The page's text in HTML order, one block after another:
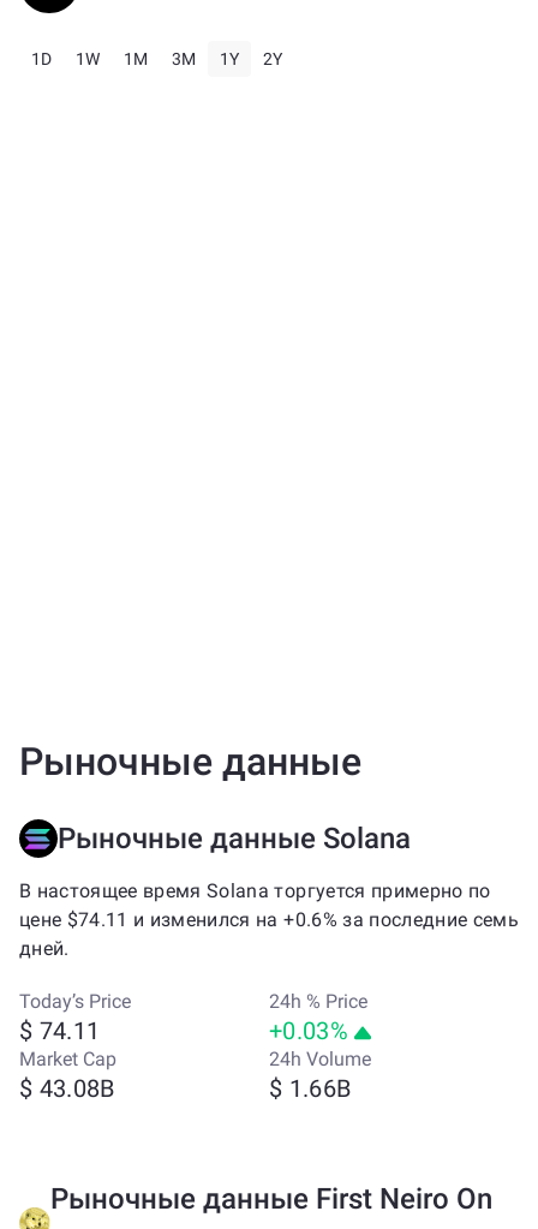
1D 1W 1M 3M 1Y 2Y
Рыночные данные
Рыночные данные Solana
В настоящее время Solana торгуется примерно по
цене $74.11 и изменился на +0.6% за последние семь
дней.
Today’s Price
$ 74.11
24h % Price
+0.03%
Market Cap
$ 43.08B
24h Volume
$ 1.66B
Рыночные данные First Neiro On